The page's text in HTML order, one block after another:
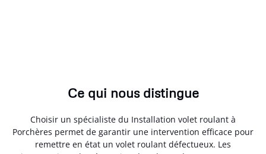
Ce qui nous distingue
Choisir un spécialiste du Installation volet roulant à
Porchères permet de garantir une intervention efficace pour
remettre en état un volet roulant défectueux. Les